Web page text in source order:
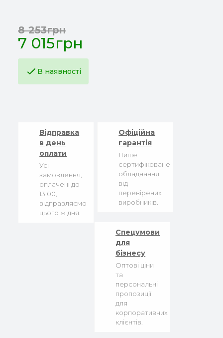
7 015грн
8 253грн
В наявності
Відправка
в день
оплати
Усі
замовлення,
оплачені до
13:00,
відправляємо
цього ж дня.
Офіційна
гарантія
Лише
сертифіковане
обладнання
від
перевірених
виробників.
Спецумови
для
бізнесу
Оптові ціни
та
персональні
пропозиції
для
корпоративних
клієнтів.